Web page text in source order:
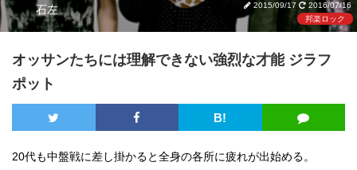
石左 2015/09/17
2016/07/16
邦楽ロック
オッサンたちには理解できない強烈な才能 ジラフ
ポット
B!
20代も中盤戦に差し掛かると全身の各所に疲れが出始める。